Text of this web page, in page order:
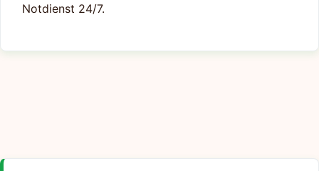
Notdienst 24/7.